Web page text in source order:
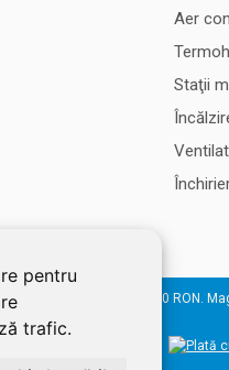
pentru
trafic.
Aer
Staţii
2005, Cap Social: 50.000 RON.